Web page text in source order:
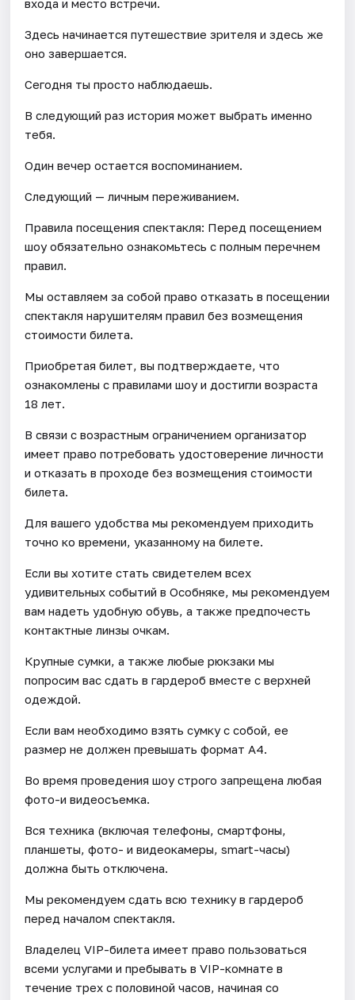
входа и место встречи.
Здесь начинается путешествие зрителя и здесь же
оно завершается.
Сегодня ты просто наблюдаешь.
В следующий раз история может выбрать именно
тебя.
Один вечер остается воспоминанием.
Следующий — личным переживанием.
Правила посещения спектакля: Перед посещением
шоу обязательно ознакомьтесь с полным перечнем
правил.
Мы оставляем за собой право отказать в посещении
спектакля нарушителям правил без возмещения
стоимости билета.
Приобретая билет, вы подтверждаете, что
ознакомлены с правилами шоу и достигли возраста
18 лет.
В связи с возрастным ограничением организатор
имеет право потребовать удостоверение личности
и отказать в проходе без возмещения стоимости
билета.
Для вашего удобства мы рекомендуем приходить
точно ко времени, указанному на билете.
Если вы хотите стать свидетелем всех
удивительных событий в Особняке, мы рекомендуем
вам надеть удобную обувь, а также предпочесть
контактные линзы очкам.
Крупные сумки, а также любые рюкзаки мы
попросим вас сдать в гардероб вместе с верхней
одеждой.
Если вам необходимо взять сумку с собой, ее
размер не должен превышать формат А4.
Во время проведения шоу строго запрещена любая
фото-и видеосъемка.
Вся техника (включая телефоны, смартфоны,
планшеты, фото- и видеокамеры, smart-часы)
должна быть отключена.
Мы рекомендуем сдать всю технику в гардероб
перед началом спектакля.
Владелец VIP-билета имеет право пользоваться
всеми услугами и пребывать в VIP-комнате в
течение трех с половиной часов, начиная со